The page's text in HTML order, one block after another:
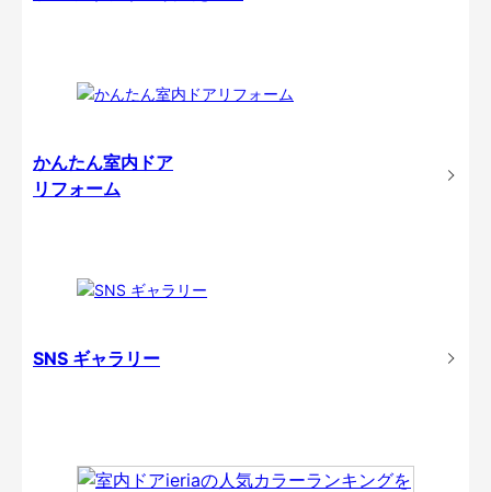
かんたん室内ドア
リフォーム
SNS ギャラリー